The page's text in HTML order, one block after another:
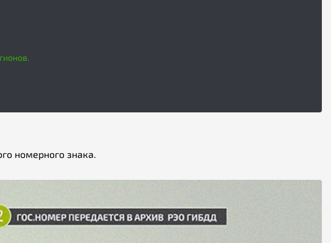
номерного знака.